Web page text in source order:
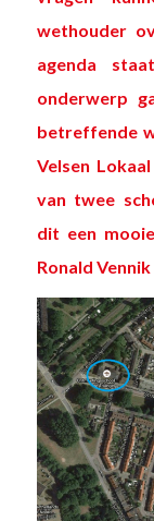
wethouder
agenda
onderwerp
betreffende
Velsen
van twee
dit een
Ronald